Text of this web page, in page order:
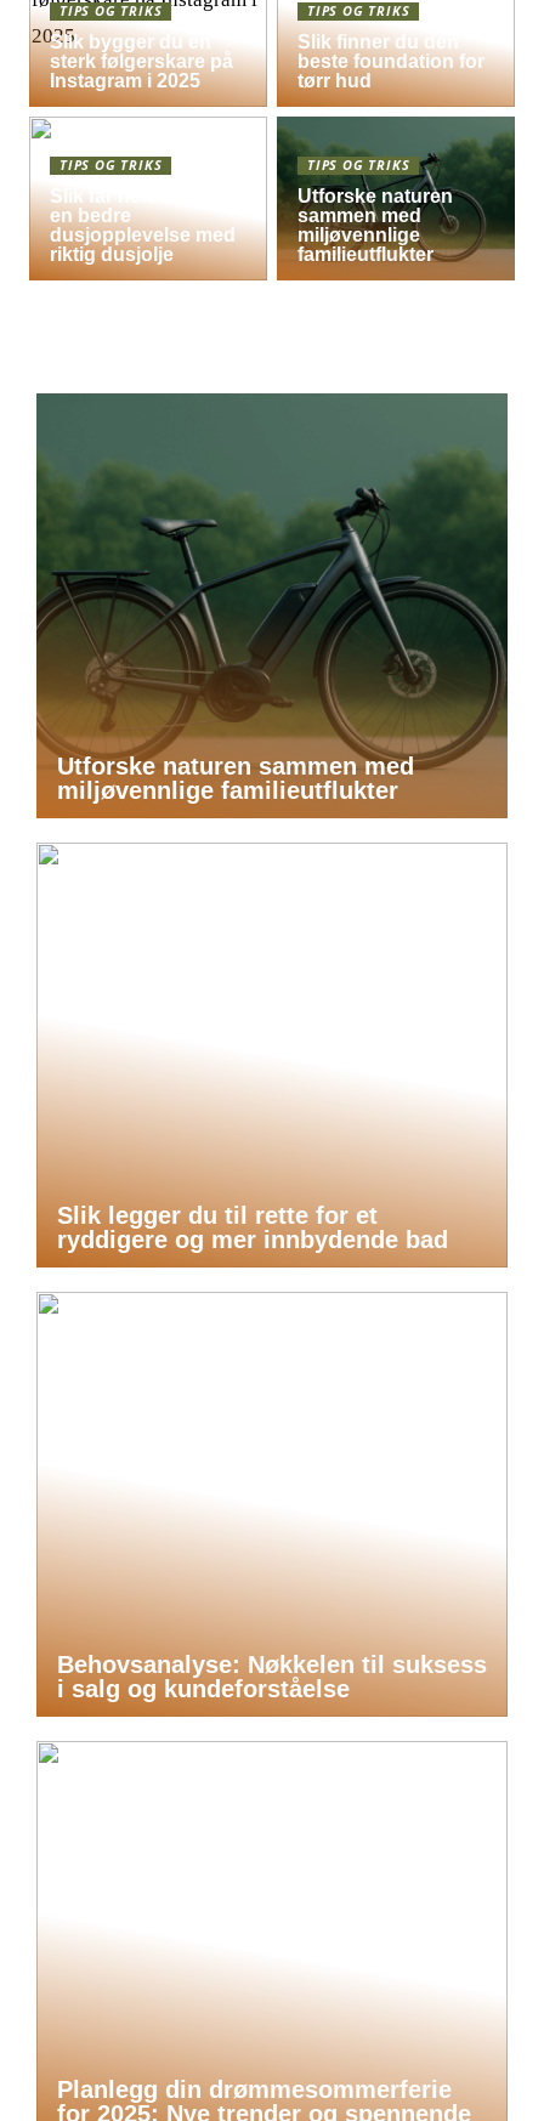
TIPS OG TRIKS
Slik bygger du en
sterk følgerskare på
Instagram i 2025
TIPS OG TRIKS
Slik finner du den
beste foundation for
tørr hud
TIPS OG TRIKS
Slik får hele familien
en bedre
dusjopplevelse med
riktig dusjolje
TIPS OG TRIKS
Utforske naturen
sammen med
miljøvennlige
familieutflukter
Utforske naturen sammen med
miljøvennlige familieutflukter
Slik legger du til rette for et
ryddigere og mer innbydende bad
Behovsanalyse: Nøkkelen til suksess
i salg og kundeforståelse
Planlegg din drømmesommerferie
for 2025: Nye trender og spennende